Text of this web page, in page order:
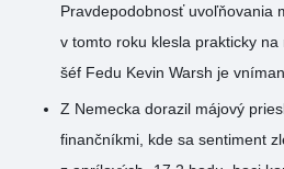
Pravdepodobnosť uvoľňovania
v tomto roku klesla prakticky
šéf Fedu Kevin Warsh je
Z Nemecka dorazil májový
finančníkmi, kde sa sentiment